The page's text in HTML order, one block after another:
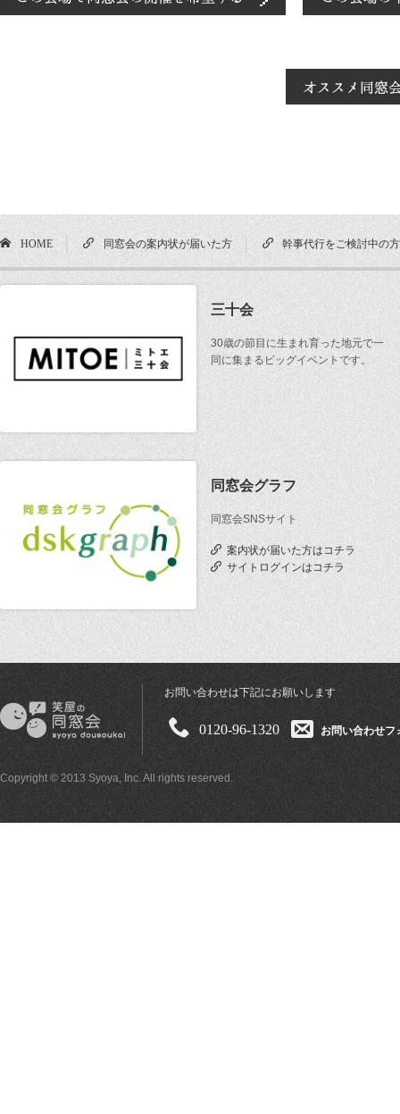
HOME 同窓会の案内状が届いた方 幹事代行をご検討中の方
三十会
30歳の節目に生まれ育った地元で一
同に集まるビッグイベントです。
同窓会グラフ
同窓会SNSサイト
案内状が届いた方はコチラ
サイトログインはコチラ
お問い合わせは下記にお願いします
0120-96-1320 お問い合わせフ
Copyright © 2013 Syoya, Inc. All rights reserved.